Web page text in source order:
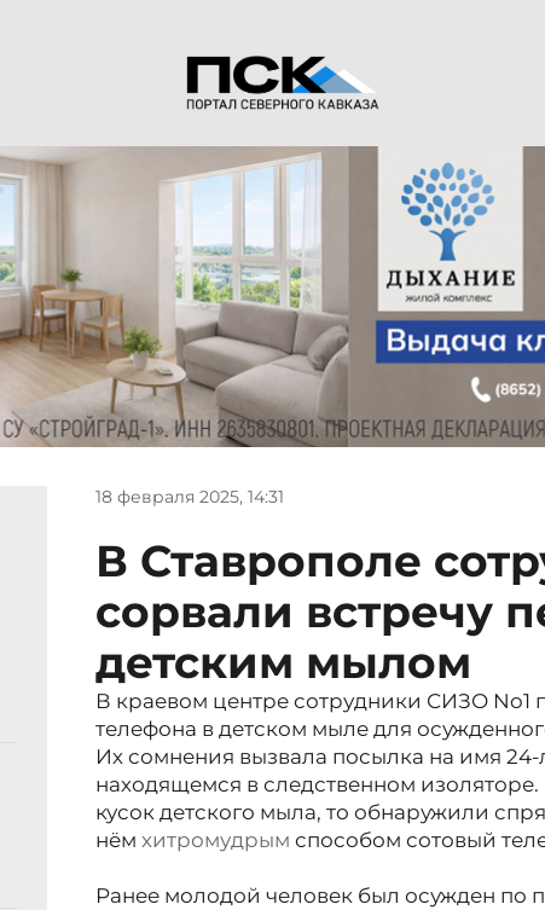
18 февраля 2025, 14:31
В Ставрополе
сорвали встречу
детским мылом
В краевом центре сотрудники СИЗО No1
телефона в детском мыле для
Их сомнения вызвала посылка на имя 24-
находящемся в следственном
кусок детского мыла, то обнаружили
нём хитромудрым способом сотовый
Ранее молодой человек был осужден по п.